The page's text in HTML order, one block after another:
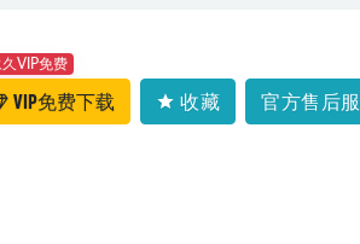
VIP免费
VIP免费下载 收藏 官方售后
程 2024-09-28
+课堂笔记 2023-10-22